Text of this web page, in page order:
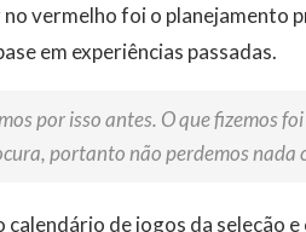
vermelho foi o planejamento
em experiências passadas.
por isso antes. O que fizemos
portanto não perdemos nada
de jogos da seleção